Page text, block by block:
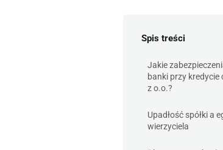
Spis treści
Jakie
banki przy kredycie
z o.o.?
Upadłość spółki a
wierzyciela